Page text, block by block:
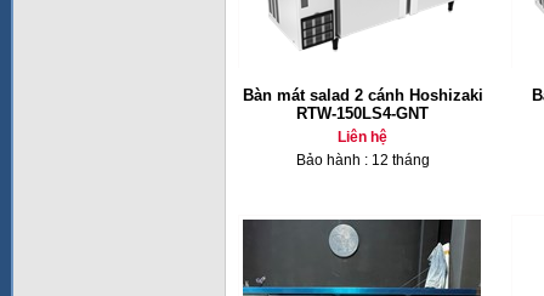
Bàn mát salad 2 cánh Hoshizaki
RTW-150LS4-GNT
Liên hệ
Bảo hành : 12 tháng